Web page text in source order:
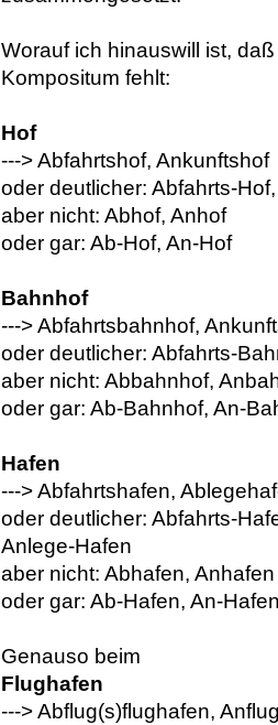
Worauf ich hinauswill ist,
Kompositum fehlt:
Hof
---> Abfahrtshof, Ankunftshof
oder deutlicher: Abfahrts-
aber nicht: Abhof, Anhof
oder gar: Ab-Hof, An-Hof
Bahnhof
---> Abfahrtsbahnhof,
oder deutlicher: Abfahrts-
aber nicht: Abbahnhof,
oder gar: Ab-Bahnhof, An-
Hafen
---> Abfahrtshafen,
oder deutlicher: Abfahrts-
Anlege-Hafen
aber nicht: Abhafen, Anhafen
oder gar: Ab-Hafen, An-
Genauso beim
Flughafen
---> Abflug(s)flughafen,